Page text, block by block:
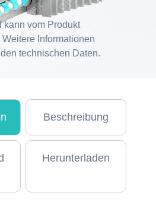
kann vom Produkt
Informationen
technischen Daten.
Beschreibung
Herunterladen